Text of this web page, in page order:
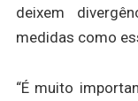
deixem
medidas como
“É muito